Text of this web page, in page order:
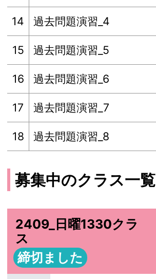
14 過去問題演習_4
15 過去問題演習_5
16 過去問題演習_6
17 過去問題演習_7
18 過去問題演習_8
募集中のクラス一覧
2409_日曜1330クラ
ス
締切ました